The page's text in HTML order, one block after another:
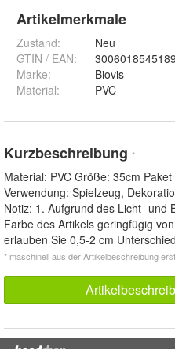
Artikelmerkmale
Zustand:
Neu
GTIN / EAN:
3006018545189
Marke:
Biovis
Material: PVC
Kurzbeschreibung *
Material: PVC Größe: 35cm
Verwendung: Spielzeug,
Notiz: 1. Aufgrund des Licht- und
Farbe des Artikels geringfügig
erlauben Sie 0,5-2 cm
* maschinell aus der Artikelbeschreibung